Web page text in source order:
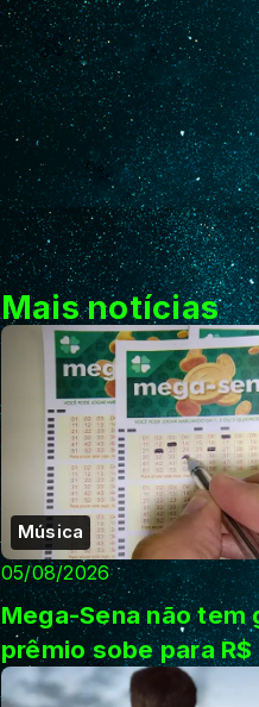
Mais notícias
Música
05/08/2026
Mega-Sena não tem
prêmio sobe para